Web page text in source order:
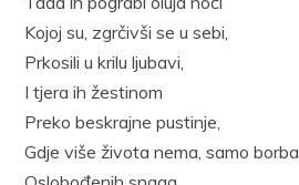
Kojoj su, zgrčivši se u sebi,
Prkosili u krilu ljubavi,
I tjera ih žestinom
Preko beskrajne pustinje,
Gdje više života nema, samo borba